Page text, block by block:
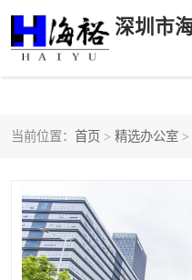
当前位置： 首页 > 精选办公室 >
科技园中区
前海